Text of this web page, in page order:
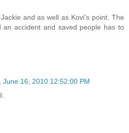
and as well as Kovi's point. The
an accident and saved people has to
June 16, 2010 12:52:00 PM